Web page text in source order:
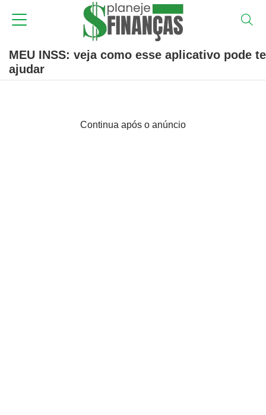
MEU INSS: veja como esse aplicativo pode te
ajudar
Continua após o anúncio